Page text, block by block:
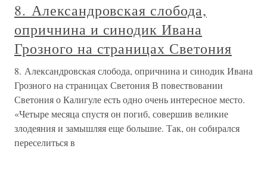
8. Александровская слобода,
опричнина и синодик Ивана
Грозного на страницах Светония
8. Александровская слобода, опричнина и синодик Ивана
Грозного на страницах Светония В повествовании
Светония о Калигуле есть одно очень интересное место.
«Четыре месяца спустя он погиб, совершив великие
злодеяния и замышляя еще большие. Так, он собирался
переселиться в